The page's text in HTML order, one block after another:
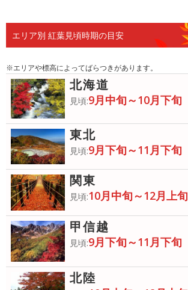
エリア別 紅葉見頃時期の目安
※エリアや標高によってばらつきがあります。
北海道
見頃:9月中旬～10月下旬
東北
見頃:9月下旬～11月下旬
関東
見頃:10月中旬～12月上旬
甲信越
見頃:9月下旬～11月下旬
北陸